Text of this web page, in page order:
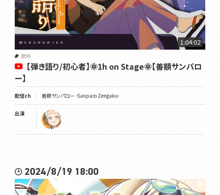
1:04:02
歌枠
【弾き語り/初心者】🌞1h on Stage🌞【善額サンパロ
ー】
配信ch 善額サンパロー -Sanparo Zengaku-
出演
2024/8/19 18:00